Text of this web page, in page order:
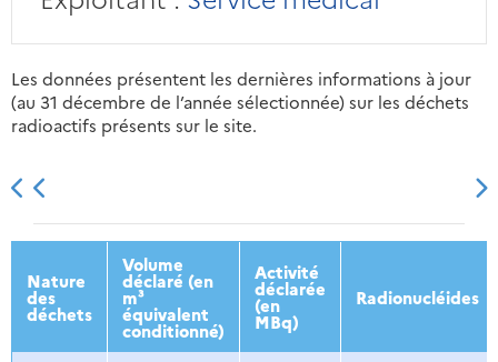
Les données présentent les dernières informations à jour
(au 31 décembre de l’année sélectionnée) sur les déchets
radioactifs présents sur le site.
2013 2014 2015 2016
Nature
des
déchets
Volume
déclaré (en
m³
équivalent
conditionné)
Activité
déclarée
(en
MBq)
Radionucléides